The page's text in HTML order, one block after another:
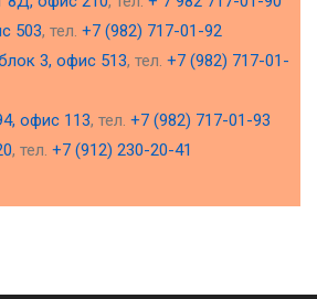
503, тел. +7 (982) 717-01-92
3, офис 513, тел. +7 (982) 717-01-
офис 113, тел. +7 (982) 717-01-93
, тел. +7 (912) 230-20-41